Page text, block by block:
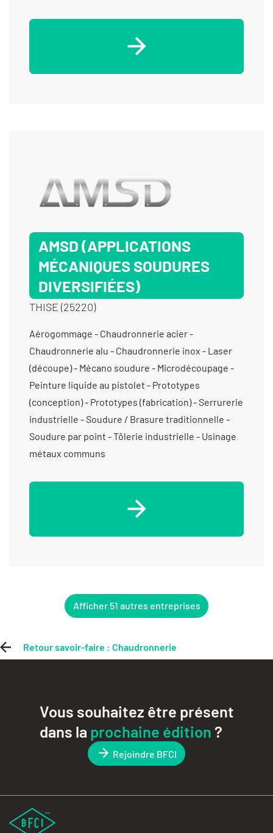
AMSD (APPLICATIONS
MÉCANIQUES SOUDURES
DIVERSIFIÉES)
THISE (25220)
Aérogommage - Chaudronnerie acier -
Chaudronnerie alu - Chaudronnerie inox - Laser
(découpe) - Mécano soudure - Microdécoupage -
Peinture liquide au pistolet - Prototypes
(conception) - Prototypes (fabrication) - Serrurerie
industrielle - Soudure / Brasure traditionnelle -
Soudure par point - Tôlerie industrielle - Usinage
métaux communs
Afficher 51 autres entreprises
Retour savoir-faire : Chaudronnerie
Vous souhaitez être présent
dans la prochaine édition?
Rejoindre BFCI